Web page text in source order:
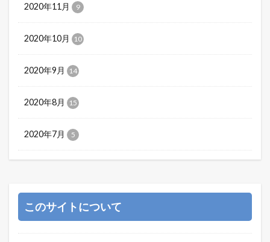
2020年11月 9
2020年10月 10
2020年9月 14
2020年8月 15
2020年7月 5
このサイトについて